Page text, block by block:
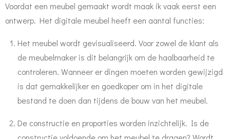
Voordat een meubel gemaakt wordt maak ik vaak eerst een
ontwerp. Het digitale meubel heeft een aantal functies:
Het meubel wordt gevisualiseerd. Voor zowel de klant als
de meubelmaker is dit belangrijk om de haalbaarheid te
controleren. Wanneer er dingen moeten worden gewijzigd
is dat gemakkelijker en goedkoper om in het digitale
bestand te doen dan tijdens de bouw van het meubel.
De constructie en proporties worden inzichtelijk. Is de